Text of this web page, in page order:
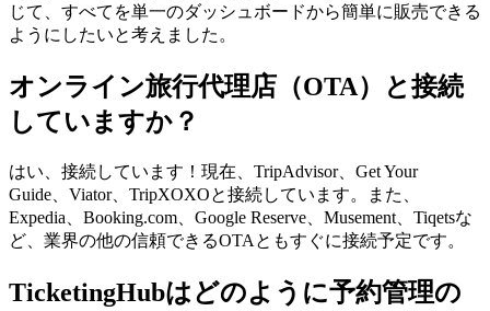
じて、すべてを単一のダッシュボードから簡単に販売できる
ようにしたいと考えました。
オンライン旅行代理店（OTA）と接続
していますか？
はい、接続しています！現在、TripAdvisor、Get Your
Guide、Viator、TripXOXOと接続しています。また、
Expedia、Booking.com、Google Reserve、Musement、Tiqetsな
ど、業界の他の信頼できるOTAともすぐに接続予定です。
TicketingHubはどのように予約管理の